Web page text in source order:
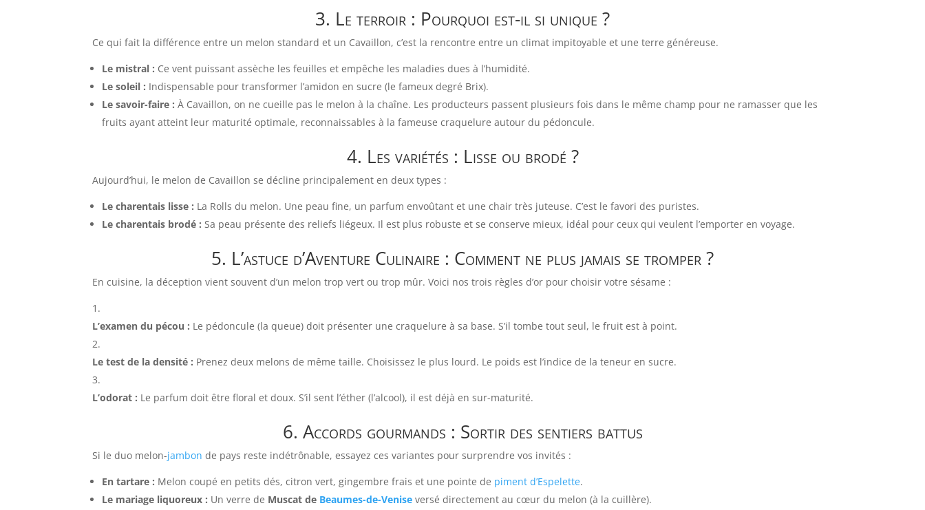
3. Le terroir : Pourquoi est-il si unique ?
Ce qui fait la différence entre un melon standard et un Cavaillon, c’est la rencontre entre un climat impitoyable et une terre généreuse.
Le mistral : Ce vent puissant assèche les feuilles et empêche les maladies dues à l’humidité.
Le soleil : Indispensable pour transformer l’amidon en sucre (le fameux degré Brix).
Le savoir-faire : À Cavaillon, on ne cueille pas le melon à la chaîne. Les producteurs passent plusieurs fois dans le même champ pour ne ramasser que les
fruits ayant atteint leur maturité optimale, reconnaissables à la fameuse craquelure autour du pédoncule.
4. Les variétés : Lisse ou brodé ?
Aujourd’hui, le melon de Cavaillon se décline principalement en deux types :
Le charentais lisse : La Rolls du melon. Une peau fine, un parfum envoûtant et une chair très juteuse. C’est le favori des puristes.
Le charentais brodé : Sa peau présente des reliefs liégeux. Il est plus robuste et se conserve mieux, idéal pour ceux qui veulent l’emporter en voyage.
5. L’astuce d’Aventure Culinaire : Comment ne plus jamais se tromper ?
En cuisine, la déception vient souvent d’un melon trop vert ou trop mûr. Voici nos trois règles d’or pour choisir votre sésame :
L’examen du pécou : Le pédoncule (la queue) doit présenter une craquelure à sa base. S’il tombe tout seul, le fruit est à point.
Le test de la densité : Prenez deux melons de même taille. Choisissez le plus lourd. Le poids est l’indice de la teneur en sucre.
L’odorat : Le parfum doit être floral et doux. S’il sent l’éther (l’alcool), il est déjà en sur-maturité.
6. Accords gourmands : Sortir des sentiers battus
Si le duo melon-jambon de pays reste indétrônable, essayez ces variantes pour surprendre vos invités :
En tartare : Melon coupé en petits dés, citron vert, gingembre frais et une pointe de piment d’Espelette.
Le mariage liquoreux : Un verre de Muscat de Beaumes-de-Venise versé directement au cœur du melon (à la cuillère).